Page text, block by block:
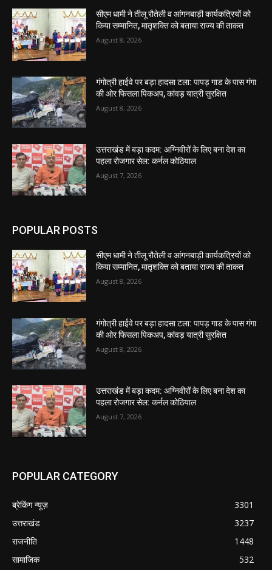
सीएम धामी ने तीलू रौतेली व आंगनबाड़ी कार्यकत्रियों को
किया सम्मानित, मातृशक्ति को बताया राज्य की ताकत
August 8, 2026
गंगोत्री हाईवे पर बड़ा हादसा टला: पापड़ गाड के पास गंगा
की ओर फिसला पिकअप, कांवड़ यात्री सुरक्षित
August 8, 2026
उत्तराखंड में बड़ा कदम: अग्निवीरों के लिए बना देश का
पहला रोजगार सेल: कर्नल कोठियाल
August 7, 2026
POPULAR POSTS
सीएम धामी ने तीलू रौतेली व आंगनबाड़ी कार्यकत्रियों को
किया सम्मानित, मातृशक्ति को बताया राज्य की ताकत
August 8, 2026
गंगोत्री हाईवे पर बड़ा हादसा टला: पापड़ गाड के पास गंगा
की ओर फिसला पिकअप, कांवड़ यात्री सुरक्षित
August 8, 2026
उत्तराखंड में बड़ा कदम: अग्निवीरों के लिए बना देश का
पहला रोजगार सेल: कर्नल कोठियाल
August 7, 2026
POPULAR CATEGORY
ब्रेकिंग न्यूज़
3301
उत्तराखंड
3237
राजनीति
1448
सामाजिक
532